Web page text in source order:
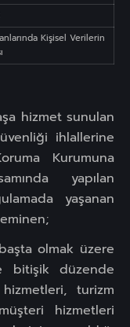
Kişisel Verilerin
hizmet sunulan
ihlallerine
Kurumuna
yapılan
yaşanan
olmak üzere
bitişik düzende
turizm
hizmetleri